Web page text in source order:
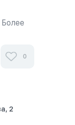
0
2